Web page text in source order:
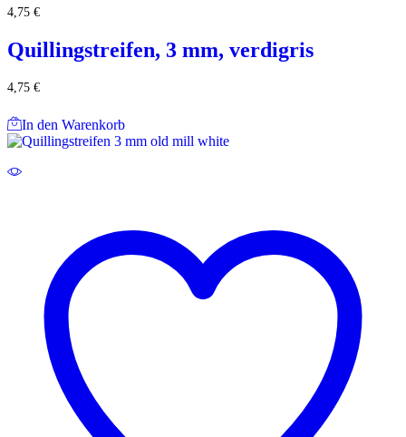
4,75 €
Quillingstreifen, 3 mm, verdigris
4,75 €
In den Warenkorb